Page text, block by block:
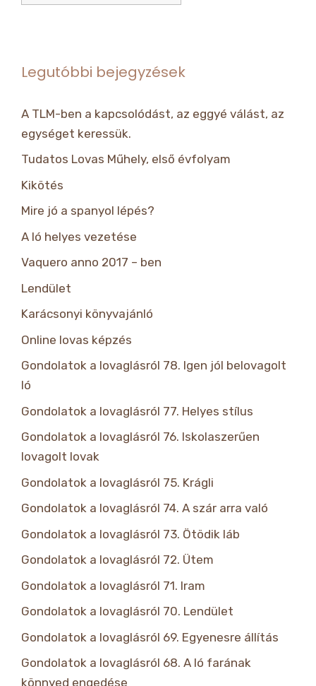
Legutóbbi bejegyzések
A TLM-ben a kapcsolódást, az eggyé válást, az
egységet keressük.
Tudatos Lovas Műhely, első évfolyam
Kikötés
Mire jó a spanyol lépés?
A ló helyes vezetése
Vaquero anno 2017 – ben
Lendület
Karácsonyi könyvajánló
Online lovas képzés
Gondolatok a lovaglásról 78. Igen jól belovagolt
ló
Gondolatok a lovaglásról 77. Helyes stílus
Gondolatok a lovaglásról 76. Iskolaszerűen
lovagolt lovak
Gondolatok a lovaglásról 75. Krágli
Gondolatok a lovaglásról 74. A szár arra való
Gondolatok a lovaglásról 73. Ötödik láb
Gondolatok a lovaglásról 72. Ütem
Gondolatok a lovaglásról 71. Iram
Gondolatok a lovaglásról 70. Lendület
Gondolatok a lovaglásról 69. Egyenesre állítás
Gondolatok a lovaglásról 68. A ló farának
könnyed engedése